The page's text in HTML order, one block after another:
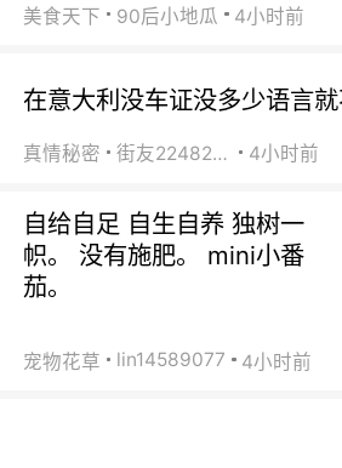
美食天下 90后小地瓜 4小时前
在意大利没车证没多少语言
真情秘密 街友22482465 4小时前
自给自足 自生自养 独树一
帜。 没有施肥。 mini小番
茄。
宠物花草 lin14589077 4小时前